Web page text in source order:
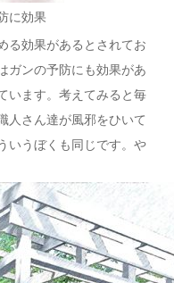
に効果
る効果があるとされてお
ガンの予防にも効果があ
います。考えてみると毎
人さん達が風邪をひいて
いうぼくも同じです。や